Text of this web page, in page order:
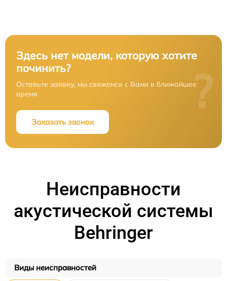
Здесь нет модели, которую хотите
починить?
Оставьте заявку, мы свяжемся с Вами в ближайшее
время
Заказать звонок
?
Неисправности
акустической системы
Behringer
Виды неисправностей